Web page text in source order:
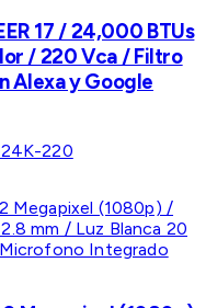
17 / 24,000 BTUs
/ 220 Vca / Filtro
Alexa y Google
220